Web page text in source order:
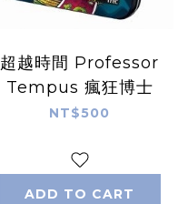
超越時間 Professor
Tempus 瘋狂博士
NT$500
ADD TO CART